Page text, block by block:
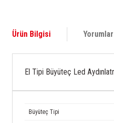
Ürün Bilgisi Yorumlar
El Tipi Büyüteç Led
Büyüteç Tipi